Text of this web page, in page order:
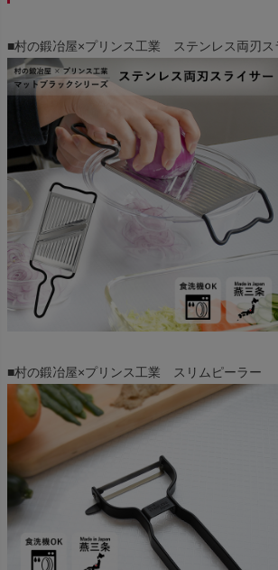
■村の鍛冶屋×プリンス工業 ステンレス両刃ス
■村の鍛冶屋×プリンス工業 スリムピーラー